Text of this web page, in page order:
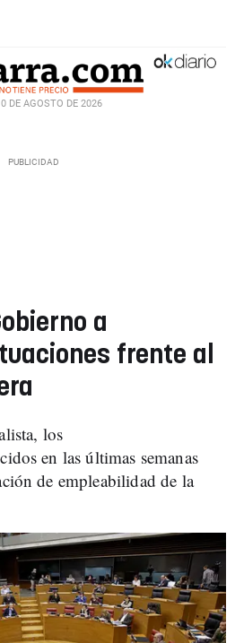
DE AGOSTO DE 2026
a
frente al
los
en las últimas semanas
de empleabilidad de la